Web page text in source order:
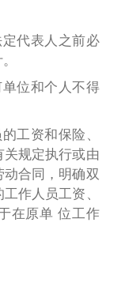
代表人之前必
位和个人不得
工资和保险、
规定执行或由
合同，明确双
作人员工资、
在原单 位工作